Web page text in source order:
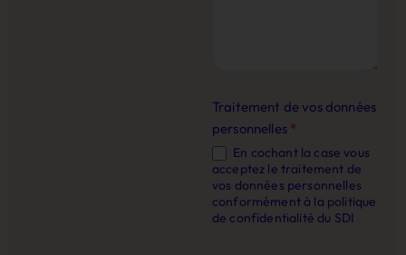
Traitement de vos données
personnelles *
En cochant la case vous
acceptez le traitement de
vos données personnelles
conformément à la politique
de confidentialité du SDI